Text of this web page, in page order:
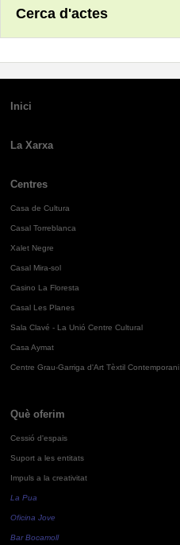
Cerca d'actes
Inici
La Xarxa
Centres
Casa de Cultura
Casal Torreblanca
Xalet Negre
Casal Mira-sol
Casino La Floresta
Casal Les Planes
Sala Clavé - La Unió Centre Cultural
Casa Aymat
Centre Grau-Garriga d'Art Tèxtil Contemporani
Què oferim
Cessió d'espais
Suport a les entitats
Impuls a la creativitat
La Pua
Oficina Jove
Bar Bocamoll